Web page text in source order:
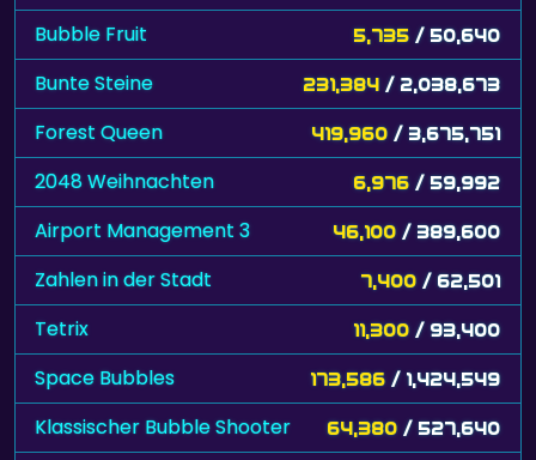
Bubble Fruit 5,735 / 50,640
Bunte Steine 231,384 / 2,038,673
Forest Queen 419,960 / 3,675,751
2048 Weihnachten 6,976 / 59,992
Airport Management 3 46,100 / 389,600
Zahlen in der Stadt 7,400 / 62,501
Tetrix 11,300 / 93,400
Space Bubbles 173,586 / 1,424,549
Klassischer Bubble Shooter 64,380 / 527,640